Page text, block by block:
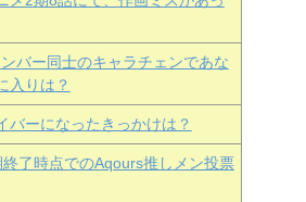
バー同士のキャラチェンであな
入りは？
バーになったきっかけは？
了時点でのAqours推しメン投票